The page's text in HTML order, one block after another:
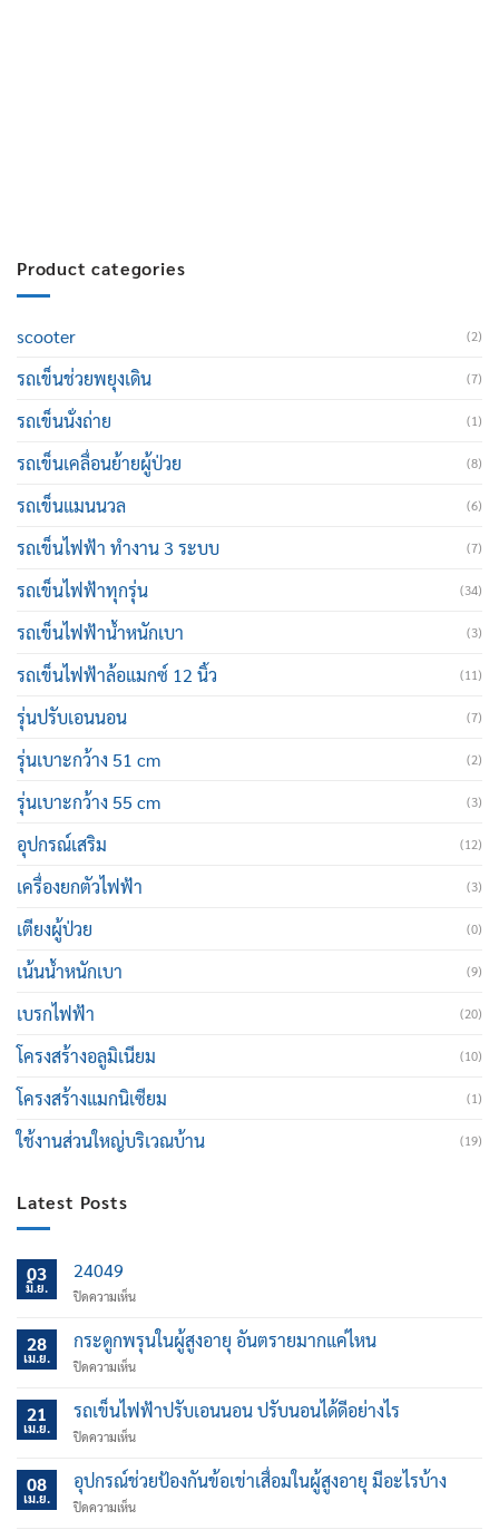
Product categories
scooter (2)
รถเข็นช่วยพยุงเดิน (7)
รถเข็นนั่งถ่าย (1)
รถเข็นเคลื่อนย้ายผู้ป่วย (8)
รถเข็นแมนนวล (6)
รถเข็นไฟฟ้า ทำงาน 3 ระบบ (7)
รถเข็นไฟฟ้าทุกรุ่น (34)
รถเข็นไฟฟ้าน้ำหนักเบา (3)
รถเข็นไฟฟ้าล้อแมกซ์ 12 นิ้ว (11)
รุ่นปรับเอนนอน (7)
รุ่นเบาะกว้าง 51 cm (2)
รุ่นเบาะกว้าง 55 cm (3)
อุปกรณ์เสริม (12)
เครื่องยกตัวไฟฟ้า (3)
เตียงผู้ป่วย (0)
เน้นน้ำหนักเบา (9)
เบรกไฟฟ้า (20)
โครงสร้างอลูมิเนียม (10)
โครงสร้างแมกนิเซียม (1)
ใช้งานส่วนใหญ่บริเวณบ้าน (19)
Latest Posts
03
มิ.ย.
24049
ปิดความเห็นบน
28
เม.ย.
กระดูกพรุนในผู้สูงอายุ อันตรายมากแค่ไหน
ปิดความเห็นบน
พรุน
ใน
ผู้
อายุ
มาก
21
เม.ย.
รถเข็นไฟฟ้าปรับเอนนอน ปรับนอนได้ดีอย่างไร
ปิดความเห็นบน
เข็น
ไฟฟ้า
ปรับ
08
เม.ย.
อุปกรณ์ช่วยป้องกันข้อเข่าเสื่อมในผู้สูงอายุ มีอะไรบ้าง
ปิดความเห็นบน